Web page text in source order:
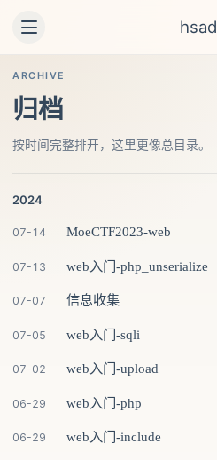
hsad
ARCHIVE
归档
按时间完整排开，这里更像总目录。
2024
07-14 MoeCTF2023-web
07-13 web入门-php_unserialize
07-07 信息收集
07-05 web入门-sqli
07-02 web入门-upload
06-29 web入门-php
06-29 web入门-include